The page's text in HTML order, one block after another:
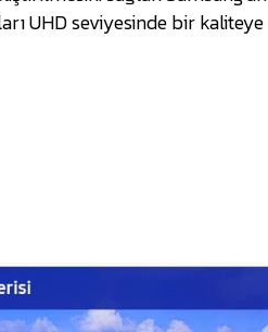
UHD seviyesinde bir kaliteye